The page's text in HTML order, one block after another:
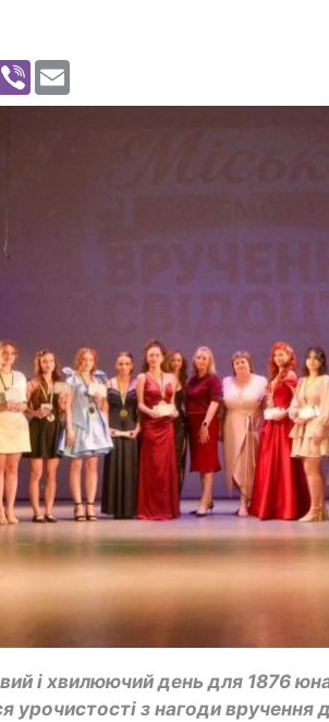
Viber
і хвилюючий день для 1876
урочистості з нагоди вручення